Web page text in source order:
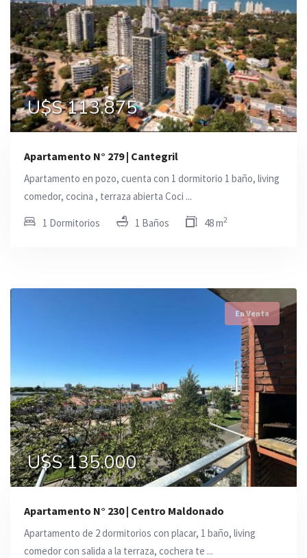
U$S 113.875
Apartamento N° 279 | Cantegril
Apartamento en pozo, cuenta con 1 dormitorio 1 baño, living
comedor, cocina , terraza abierta Coci ...
1 Dormitorios 1 Baños 48 m2
En Venta
U$S 135.000
Apartamento N° 230 | Centro Maldonado
Apartamento de 2 dormitorios con placar, 1 baño, living
comedor con salida a la terraza, cochera te ...